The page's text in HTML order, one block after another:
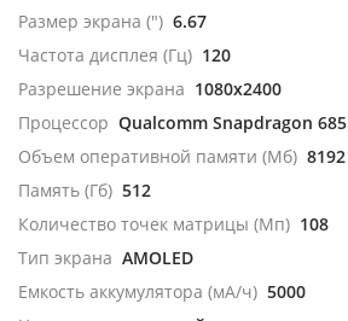
Размер экрана (") 6.67
Частота дисплея (Гц) 120
Разрешение экрана 1080x2400
Процессор Qualcomm Snapdragon 685
Объем оперативной памяти (Мб) 8192
Память (Гб) 512
Количество точек матрицы (Мп) 108
Тип экрана AMOLED
Емкость аккумулятора (мА/ч) 5000